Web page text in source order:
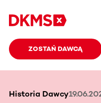
ZOSTAŃ DAWCĄ
Historia Dawcy